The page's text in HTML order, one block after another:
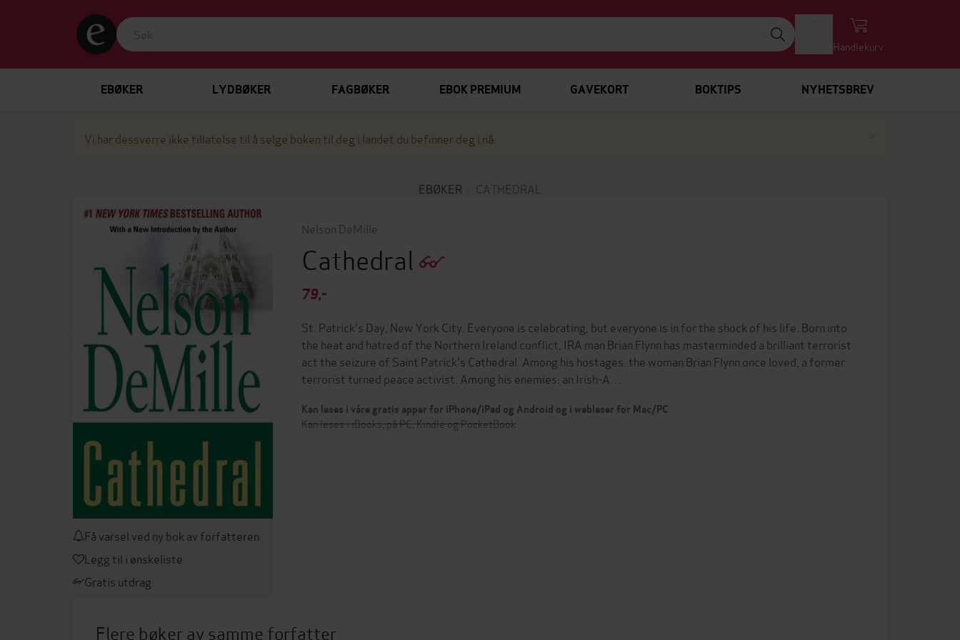
Handlekurv
EBØKER LYDBØKER FAGBØKER EBOK PREMIUM GAVEKORT BOKTIPS NYHETSBREV
Vi har dessverre ikke tillatelse til å selge boken til deg i landet du befinner deg i nå.
EBØKER CATHEDRAL
Få varsel ved ny bok av forfatteren
Legg til i ønskeliste
Gratis utdrag
Nelson DeMille
Cathedral
79,-
St. Patrick's Day, New York City. Everyone is celebrating, but everyone is in for the shock of his life. Born into
the heat and hatred of the Northern Ireland conflict, IRA man Brian Flynn has masterminded a brilliant terrorist
act the seizure of Saint Patrick's Cathedral. Among his hostages: the woman Brian Flynn once loved, a former
terrorist turned peace activist. Among his enemies: an Irish-A…
Kan leses i våre gratis apper for iPhone/iPad og Android og i webleser for Mac/PC
Kan leses i iBooks, på PC, Kindle og PocketBook
Flere bøker av samme forfatter